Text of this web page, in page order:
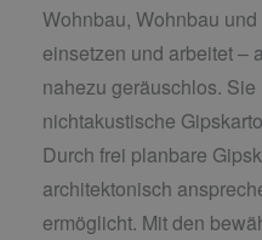
Wohnbau, Wohnbau
einsetzen und arbeitet –
nahezu geräuschlos.
nichtakustische
Durch frei planbare
architektonisch
ermöglicht. Mit den